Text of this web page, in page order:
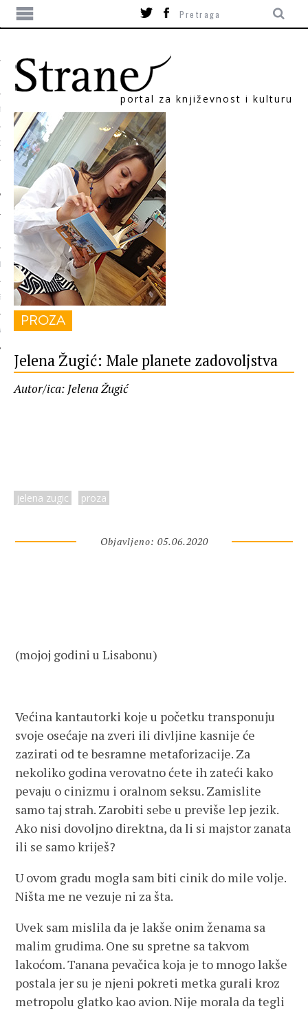
portal za književnost i kulturu
PROZA
Jelena Žugić: Male planete zadovoljstva
Autor/ica: Jelena Žugić
jelena zugic proza
Objavljeno: 05.06.2020
(mojoj godini u Lisabonu)
Većina kantautorki koje u početku transponuju
svoje osećaje na zveri ili divljine kasnije će
zazirati od te besramne metaforizacije. Za
nekoliko godina verovatno ćete ih zateći kako
pevaju o cinizmu i oralnom seksu. Zamislite
samo taj strah. Zarobiti sebe u previše lep jezik.
Ako nisi dovoljno direktna, da li si majstor zanata
ili se samo kriješ?
U ovom gradu mogla sam biti cinik do mile volje.
Ništa me ne vezuje ni za šta.
Uvek sam mislila da je lakše onim ženama sa
malim grudima. One su spretne sa takvom
lakoćom. Tanana pevačica koja je to mnogo lakše
postala jer su je njeni pokreti metka gurali kroz
metropolu glatko kao avion. Nije morala da tegli